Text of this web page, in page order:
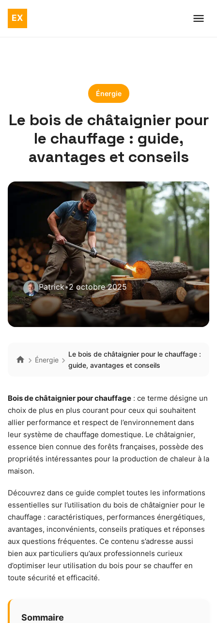
Énergie
Le bois de châtaignier pour
le chauffage : guide,
avantages et conseils
Patrick•2 octobre 2025
Énergie
Le bois de châtaignier pour le chauffage :
guide, avantages et conseils
Bois de châtaignier pour chauffage : ce terme désigne un
choix de plus en plus courant pour ceux qui souhaitent
allier performance et respect de l’environnement dans
leur système de chauffage domestique. Le châtaignier,
essence bien connue des forêts françaises, possède des
propriétés intéressantes pour la production de chaleur à la
maison.
Découvrez dans ce guide complet toutes les informations
essentielles sur l’utilisation du bois de châtaignier pour le
chauffage : caractéristiques, performances énergétiques,
avantages, inconvénients, conseils pratiques et réponses
aux questions fréquentes. Ce contenu s’adresse aussi
bien aux particuliers qu’aux professionnels curieux
d’optimiser leur utilisation du bois pour se chauffer en
toute sécurité et efficacité.
Sommaire